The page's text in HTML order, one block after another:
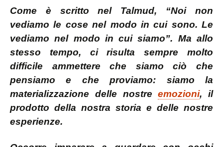
Come è scritto nel Talmud, “Noi non
vediamo le cose nel modo in cui sono. Le
vediamo nel modo in cui siamo”. Ma allo
stesso tempo, ci risulta sempre molto
difficile ammettere che siamo ciò che
pensiamo e che proviamo: siamo la
materializzazione delle nostreemozioni, il
prodotto della nostra storia e delle nostre
esperienze.